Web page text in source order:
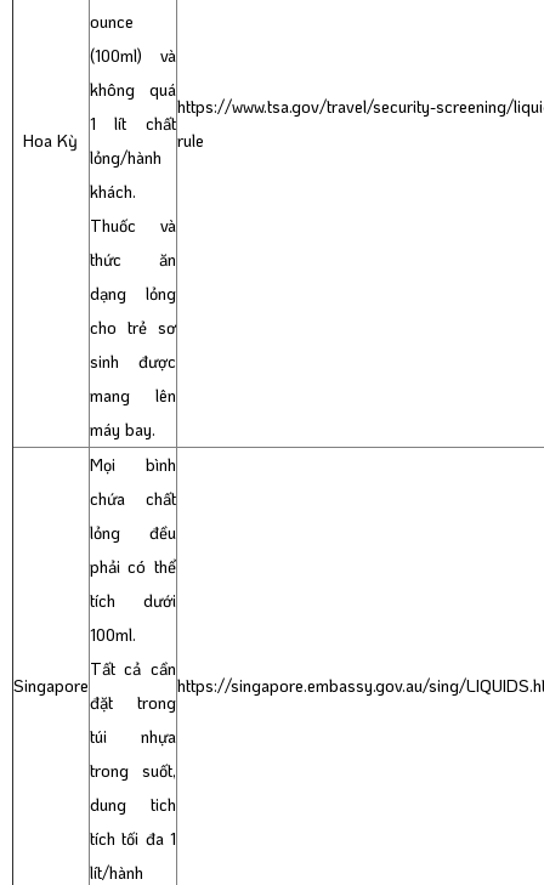
Hoa Kỳ
ounce
(100ml) và
không quá
1 lít chất
lỏng/hành
khách.
Thuốc và
thức ăn
dạng lỏng
cho trẻ sơ
sinh được
mang lên
máy bay.
https://www.tsa.gov/travel/security-screening/
rule
Singapore
Mọi bình
chứa chất
lỏng đều
phải có thể
tích dưới
100ml.
Tất cả cần
đặt trong
túi nhựa
trong suốt,
dung tich
tích tối đa 1
lít/hành
https://singapore.embassy.gov.au/sing/